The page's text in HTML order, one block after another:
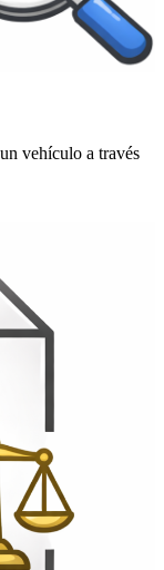
vehículo a través